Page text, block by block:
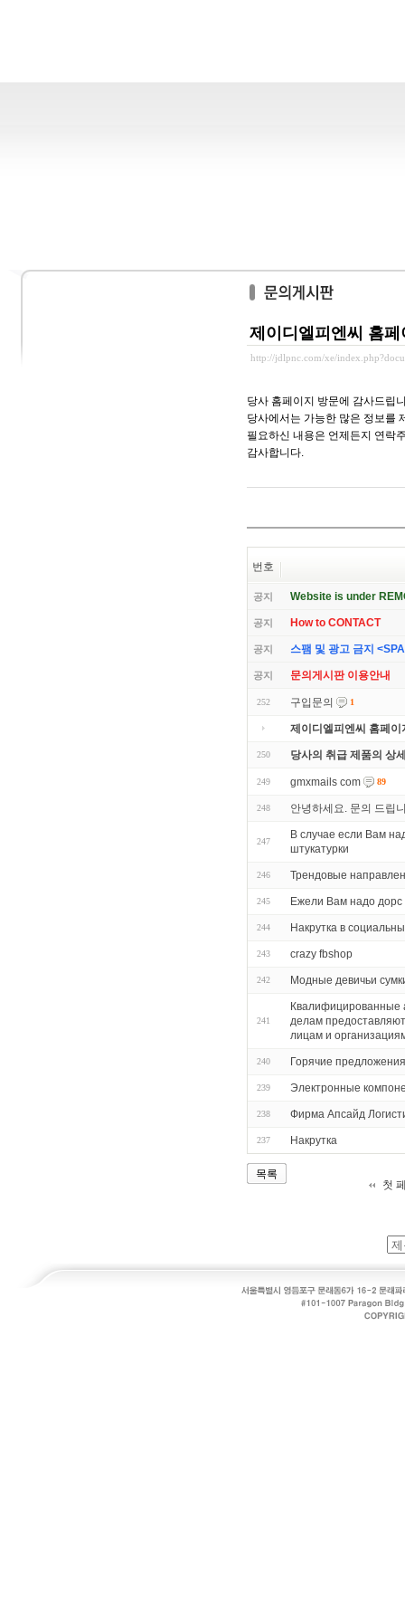
제이디엘피엔씨 홈
http://jdlpnc.com/xe/
당사 홈페이지 방문에 감사드립
당사에서는 가능한 많은 정보를
필요하신 내용은 언제든지 연락
감사합니다.
번호
공지 Website is under
공지 How to CONTACT
공지 스팸 및 광고 금지
공지 문의게시판 이용안내
252 구입문의 1
제이디엘피엔씨 홈페
250 당사의 취급 제품의 상
249 gmxmails com 89
248 안녕하세요. 문의 드립
247
В случае если Вам
штукатурки
246 Трендовые
245 Ежели Вам надо дорс
244 Накрутка в
243 crazy fbshop
242 Модные девичьи
241
Квалифицированные
делам
лицам и
240 Горячие
239 Электронные
238 Фирма Апсайд
237 Накрутка
목록
첫